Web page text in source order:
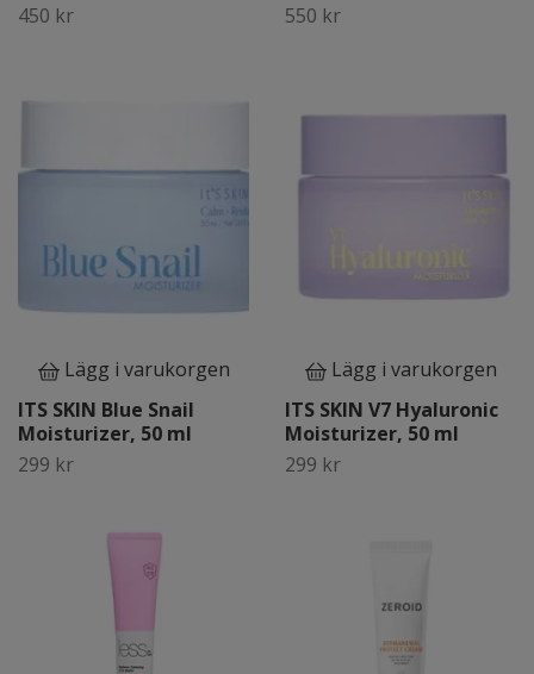
450 kr
550 kr
Lägg i varukorgen
ITS SKIN Blue Snail
Moisturizer, 50 ml
299 kr
Lägg i varukorgen
ITS SKIN V7 Hyaluronic
Moisturizer, 50 ml
299 kr